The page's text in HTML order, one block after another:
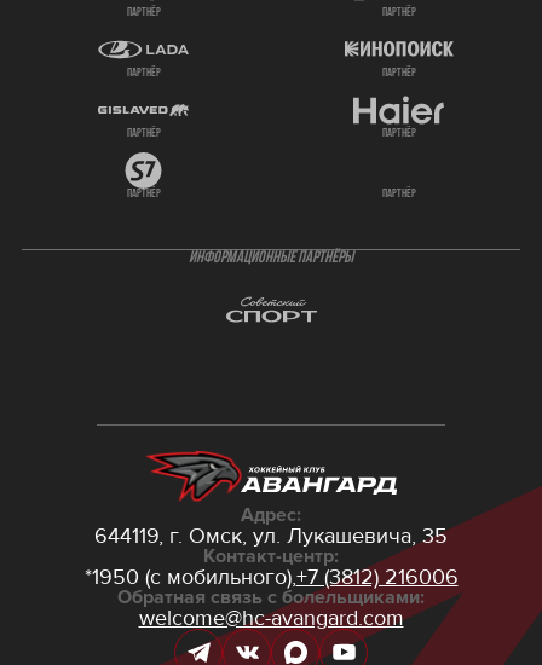
партнёр партнёр
партнёр партнёр
партнёр партнёр
партнёр партнёр
ИНФОРМАЦИОННЫЕ ПАРТНЁРЫ
Адрес:
644119, г. Омск, ул. Лукашевича, 35
Контакт-центр:
*1950 (с мобильного),+7 (3812) 216006
Обратная связь с болельщиками:
welcome@hc-avangard.com